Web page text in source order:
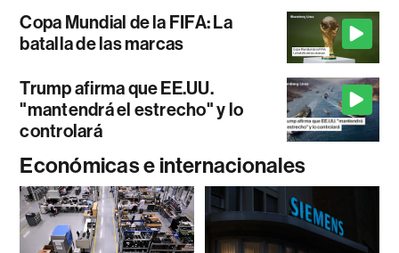
Copa Mundial de la FIFA: La
batalla de las marcas
Trump afirma que EE.UU.
"mantendrá el estrecho" y lo
controlará
Económicas e internacionales